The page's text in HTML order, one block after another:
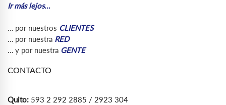
Ir más lejos…
… por nuestros CLIENTES
… por nuestra RED
… y por nuestra GENTE
CONTACTO
Quito: 593 2 292 2885 / 2923 304